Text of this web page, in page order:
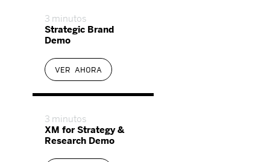
3 minutos
Strategic Brand
Demo
VER AHORA
3 minutos
XM for Strategy &
Research Demo